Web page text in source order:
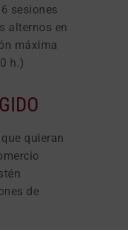
sesiones
alternos en
máxima
h.)
quieran
de